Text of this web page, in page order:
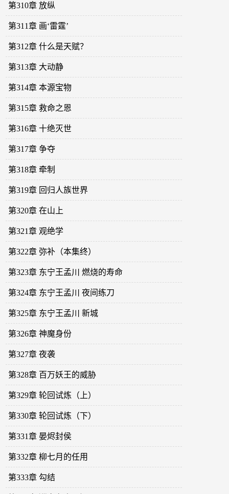
第310章 放纵
第311章 画‘雷霆’
第312章 什么是天赋？
第313章 大动静
第314章 本源宝物
第315章 救命之恩
第316章 十绝灭世
第317章 争夺
第318章 牵制
第319章 回归人族世界
第320章 在山上
第321章 观绝学
第322章 弥补（本集终）
第323章 东宁王孟川 燃烧的寿命
第324章 东宁王孟川 夜间练刀
第325章 东宁王孟川 新城
第326章 神魔身份
第327章 夜袭
第328章 百万妖王的威胁
第329章 轮回试炼（上）
第330章 轮回试炼（下）
第331章 晏烬封侯
第332章 柳七月的任用
第333章 勾结